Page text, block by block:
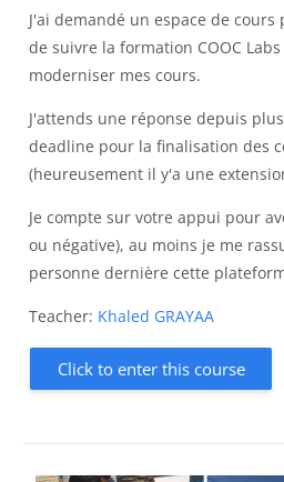
J'ai demandé un espace de
de suivre la formation COOC
moderniser mes cours.
J'attends une réponse depuis
deadline pour la finalisation des
(heureusement il y'a une
Je compte sur votre appui pour
ou négative), au moins je me
personne dernière cette
Teacher: Khaled GRAYAA
Click to enter this course